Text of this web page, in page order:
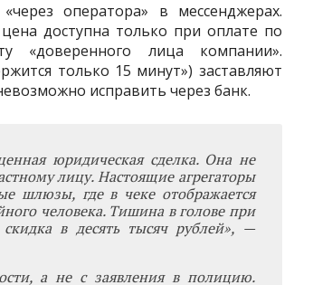
оператора» в мессенджерах.
доступна только при оплате по
лица компании».
только 15 минут») заставляют
исправить через банк.
юридическая сделка. Она не
лицу. Настоящие агрегаторы
шлюзы, где в чеке отображается
человека. Тишина в голове при
в десять тысяч рублей», —
а не с заявления в полицию.